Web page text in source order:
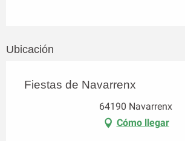
Ubicación
Fiestas de Navarrenx
64190 Navarrenx
Cómo llegar